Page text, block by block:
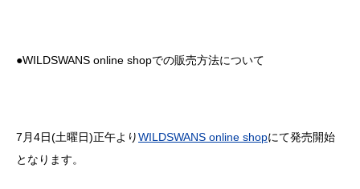
●WILDSWANS online shopでの販売方法について
7月4日(土曜日)正午よりWILDSWANS online shopにて発売開始
となります。